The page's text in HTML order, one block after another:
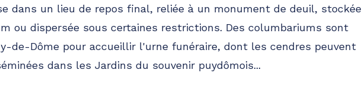
dans un lieu de repos final, reliée à un monument de deuil, stockée
ou dispersée sous certaines restrictions. Des columbariums sont
de-Dôme pour accueillir l'urne funéraire, dont les cendres peuvent
dans les Jardins du souvenir puydômois...